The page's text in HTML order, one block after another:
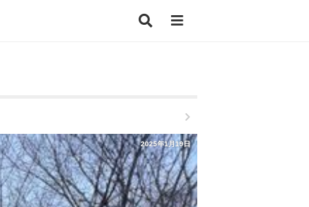
2025年1月19日